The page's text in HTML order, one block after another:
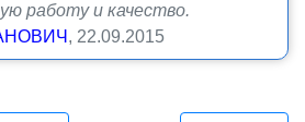
работу и качество.
, 22.09.2015